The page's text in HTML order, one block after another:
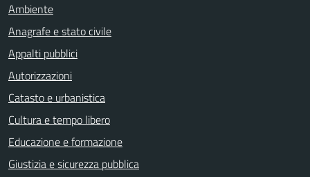
Ambiente
Anagrafe e stato civile
Appalti pubblici
Autorizzazioni
Catasto e urbanistica
Cultura e tempo libero
Educazione e formazione
Giustizia e sicurezza pubblica